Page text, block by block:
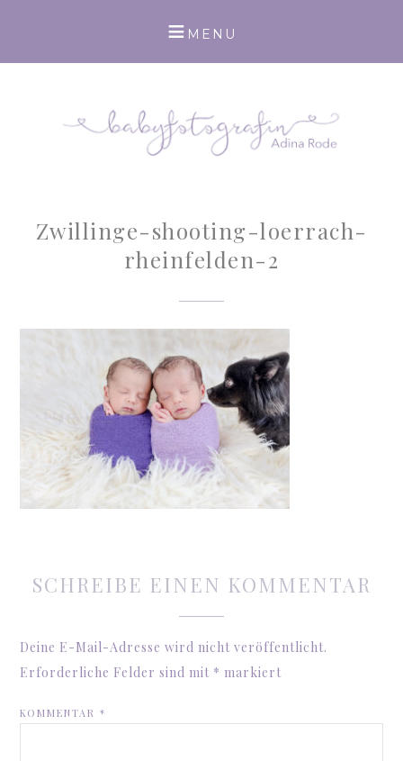
Zwillinge-shooting-loerrach-
rheinfelden-2
SCHREIBE EINEN KOMMENTAR
Deine E-Mail-Adresse wird nicht veröffentlicht.
Erforderliche Felder sind mit * markiert
KOMMENTAR*